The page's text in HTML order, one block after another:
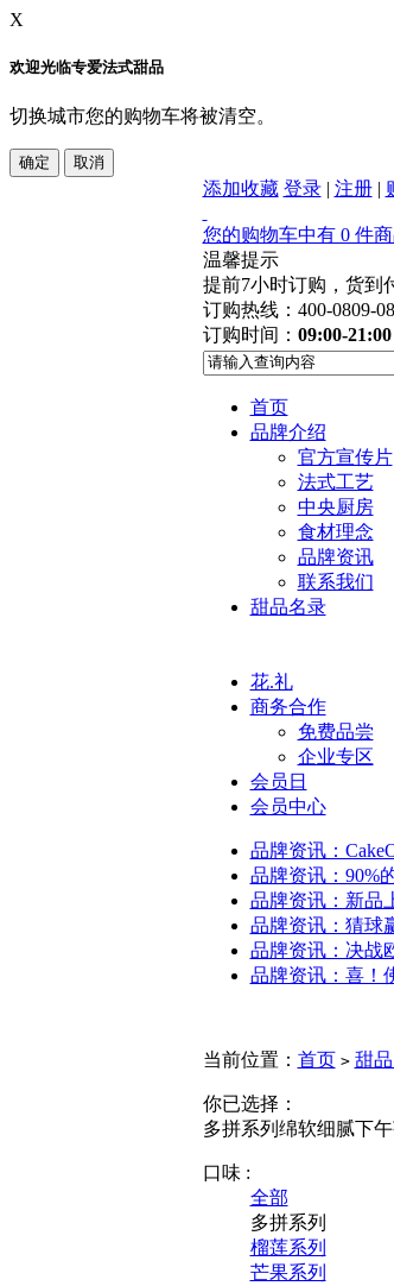
X
欢迎光临专爱法式甜品
切换城市您的购物车将被清空。
添加收藏 登录| 注册|
您的购物车中有 0 件
温馨提示
提前7小时订购，货到
订购热线：400-0809-
订购时间： 09:00-21:00
首页
品牌介绍
官方宣传片
法式工艺
中央厨房
食材理念
品牌资讯
联系我们
甜品名录
花.礼
商务合作
免费品尝
企业专区
会员日
会员中心
品牌资讯：
品牌资讯：90%
品牌资讯：新品
品牌资讯：猜球
品牌资讯：决战
品牌资讯：喜！
当前位置： 首页 > 甜
你已选择：
多拼系列 绵软细腻下
口味 :
全部
多拼系列
榴莲系列
芒果系列